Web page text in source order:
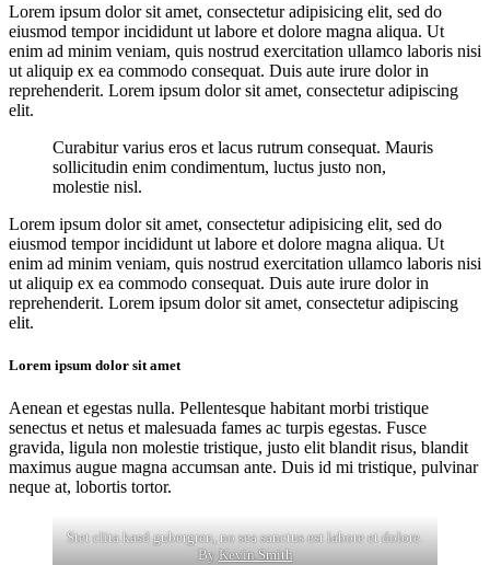
Lorem ipsum dolor sit amet, consectetur adipisicing elit, sed do
eiusmod tempor incididunt ut labore et dolore magna aliqua. Ut
enim ad minim veniam, quis nostrud exercitation ullamco laboris nisi
ut aliquip ex ea commodo consequat. Duis aute irure dolor in
reprehenderit. Lorem ipsum dolor sit amet, consectetur adipiscing
elit.
Curabitur varius eros et lacus rutrum consequat. Mauris
sollicitudin enim condimentum, luctus justo non,
molestie nisl.
Lorem ipsum dolor sit amet, consectetur adipisicing elit, sed do
eiusmod tempor incididunt ut labore et dolore magna aliqua. Ut
enim ad minim veniam, quis nostrud exercitation ullamco laboris nisi
ut aliquip ex ea commodo consequat. Duis aute irure dolor in
reprehenderit. Lorem ipsum dolor sit amet, consectetur adipiscing
elit.
Lorem ipsum dolor sit amet
Aenean et egestas nulla. Pellentesque habitant morbi tristique
senectus et netus et malesuada fames ac turpis egestas. Fusce
gravida, ligula non molestie tristique, justo elit blandit risus, blandit
maximus augue magna accumsan ante. Duis id mi tristique, pulvinar
neque at, lobortis tortor.
Stet clita kasd gubergren, no sea sanctus est labore et dolore.
ByKevin Smith